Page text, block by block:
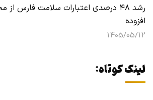
رشد ۴۸ درصدی اعتبارات سلامت فارس
افزوده
1405/05/12
لینک کوتاه: